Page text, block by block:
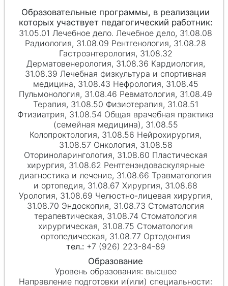
31.05.01 Лечебное дело. Лечебное дело, 31.08.08
Радиология, 31.08.09 Рентгенология, 31.08.28
Гастроэнтерология, 31.08.32
Дерматовенерология, 31.08.36 Кардиология,
31.08.39 Лечебная физкультура и спортивная
медицина, 31.08.43 Нефрология, 31.08.45
Пульмонология, 31.08.46 Ревматология, 31.08.49
Терапия, 31.08.50 Физиотерапия, 31.08.51
Фтизиатрия, 31.08.54 Общая врачебная практика
(семейная медицина), 31.08.55
Колопроктология, 31.08.56 Нейрохирургия,
31.08.57 Онкология, 31.08.58
Оториноларингология, 31.08.60 Пластическая
хирургия, 31.08.62 Рентгенэндоваскулярные
диагностика и лечение, 31.08.66 Травматология
и ортопедия, 31.08.67 Хирургия, 31.08.68
Урология, 31.08.69 Челюстно-лицевая хирургия,
31.08.70 Эндоскопия, 31.08.73 Стоматология
терапевтическая, 31.08.74 Стоматология
хирургическая, 31.08.75 Стоматология
ортопедическая, 31.08.77 Ортодонтия
+7 (926) 223-84-89
высшее